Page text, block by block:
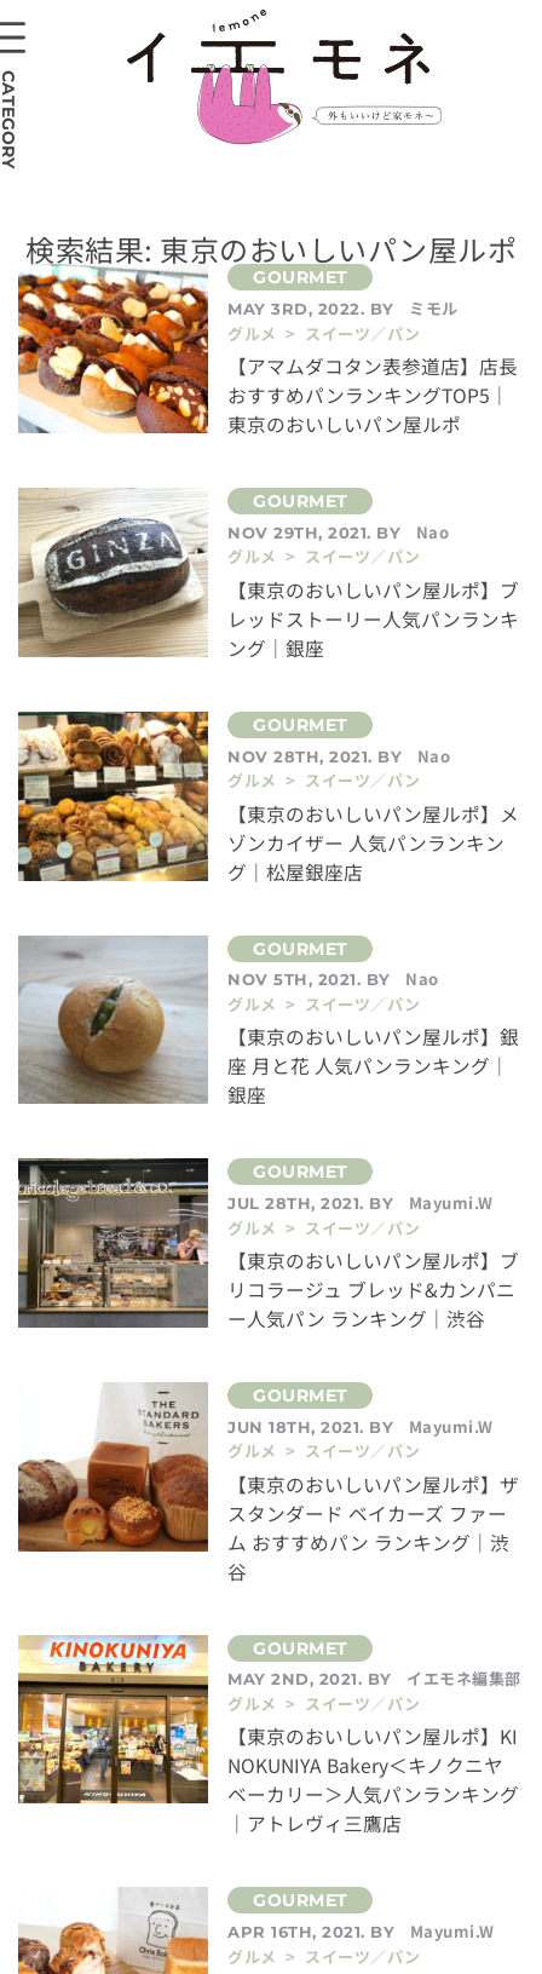
検索結果: 東京のおいしいパン屋ルポ
MAY 3RD, 2022. BY
ミモル
グルメ > スイーツ／パン
【アマムダコタン表参道店】店長
おすすめパンランキングTOP5｜
東京のおいしいパン屋ルポ
NOV 29TH, 2021. BY
Nao
グルメ > スイーツ／パン
【東京のおいしいパン屋ルポ】ブ
レッドストーリー人気パンランキ
ング｜銀座
NOV 28TH, 2021. BY
Nao
グルメ > スイーツ／パン
【東京のおいしいパン屋ルポ】メ
ゾンカイザー 人気パンランキン
グ｜松屋銀座店
NOV 5TH, 2021. BY
Nao
グルメ > スイーツ／パン
【東京のおいしいパン屋ルポ】銀
座 月と花 人気パンランキング｜
銀座
JUL 28TH, 2021. BY
Mayumi.W
グルメ > スイーツ／パン
【東京のおいしいパン屋ルポ】ブ
リコラージュ ブレッド&カンパニ
ー人気パン ランキング｜渋谷
JUN 18TH, 2021. BY
Mayumi.W
グルメ > スイーツ／パン
【東京のおいしいパン屋ルポ】ザ
スタンダード ベイカーズ ファー
ム おすすめパン ランキング｜渋
谷
MAY 2ND, 2021. BY
イエモネ編集部
グルメ > スイーツ／パン
【東京のおいしいパン屋ルポ】KI
NOKUNIYA Bakery＜キノクニヤ
ベーカリー＞人気パンランキング
｜アトレヴィ三鷹店
APR 16TH, 2021. BY
Mayumi.W
グルメ > スイーツ／パン